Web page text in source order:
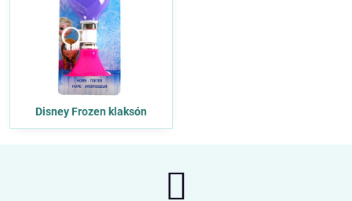
Disney Frozen klaksón